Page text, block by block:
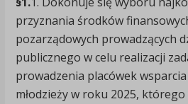
przyznania środków
pozarządowych prowadzących
publicznego w celu realizacji
prowadzenia placówek
młodzieży w roku 2025, którego